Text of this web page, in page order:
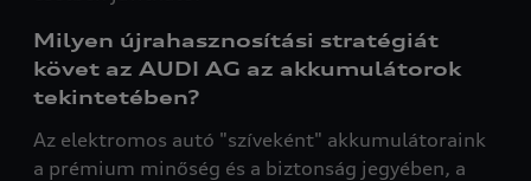
Milyen újrahasznosítási stratégiát
követ az AUDI AG az akkumulátorok
tekintetében?
Az elektromos autó "szíveként" akkumulátoraink
a prémium minőség és a biztonság jegyében, a